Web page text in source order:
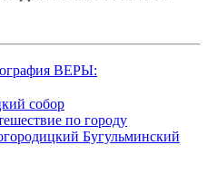
ВЕРЫ:
собор
по городу
Бугульминский